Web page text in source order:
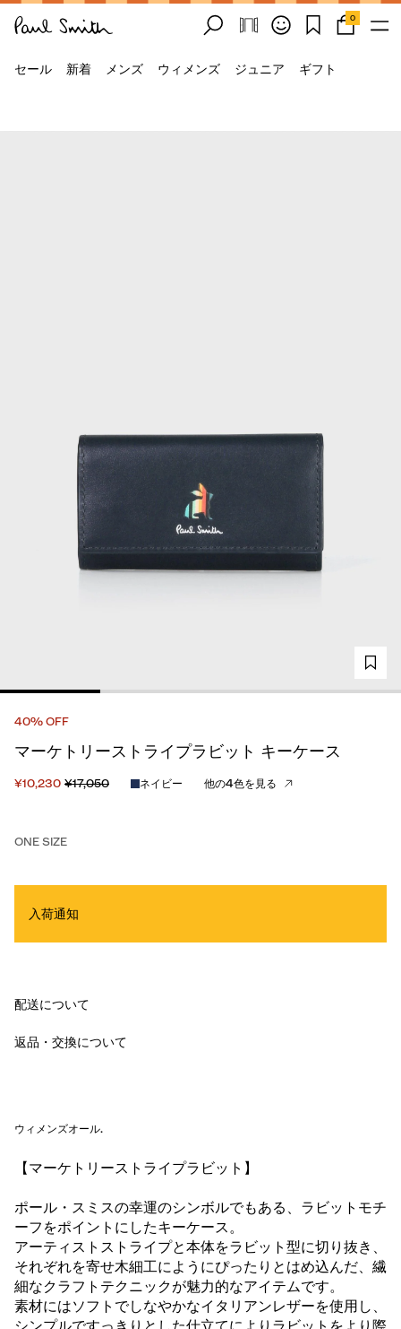
0
セール 新着 メンズ ウィメンズ ジュニア ギフト
40% OFF
マーケトリーストライプラビット キーケース
¥10,230 ¥17,050 ネイビー 他の4色を見る
ONE SIZE
入荷通知
配送について
返品・交換について
ウィメンズオール.
【マーケトリーストライプラビット】
ポール・スミスの幸運のシンボルでもある、ラビットモチ
ーフをポイントにしたキーケース。
アーティストストライプと本体をラビット型に切り抜き、
それぞれを寄せ木細工にようにぴったりとはめ込んだ、繊
細なクラフトテクニックが魅力的なアイテムです。
素材にはソフトでしなやかなイタリアンレザーを使用し、